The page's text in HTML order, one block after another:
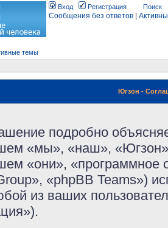
Вход Регистрация Поиск
Сообщения без ответов
темы
Югзон -
подробно
«мы», «наш»,
«они», «программное
«phpBB Teams»)
из ваших